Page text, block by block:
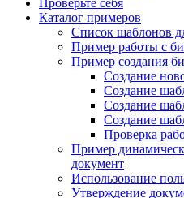
Проверьте себя
Каталог примеров
Список шаблонов
Пример работы с
Пример создания
Создание
Создание
Создание
Создание
Проверка
Пример
документ
Использование
Утверждение